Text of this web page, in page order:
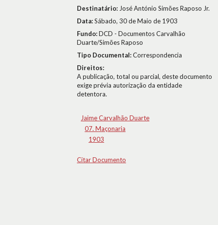
Destinatário: José António Simões Raposo Jr.
Data:Sábado, 30 de Maio de 1903
Fundo:DCD - Documentos Carvalhão
Duarte/Simões Raposo
Tipo Documental:Correspondencia
Direitos:
A publicação, total ou parcial, deste documento
exige prévia autorização da entidade
detentora.
Jaime Carvalhão Duarte
07. Maçonaria
1903
Citar Documento